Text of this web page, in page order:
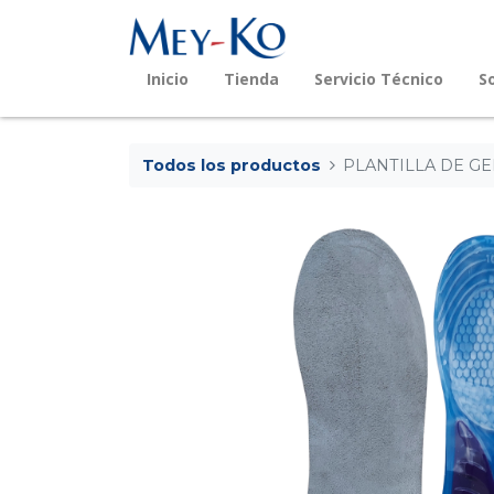
Inicio Tienda Servicio Técnico
Todos los productos PLANTILLA DE